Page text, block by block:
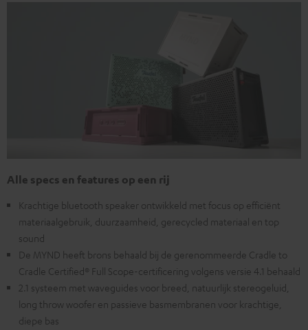
Alle specs en features op een rij
Krachtige bluetooth speaker ontwikkeld met focus op efficiënt
materiaalgebruik, duurzaamheid, gerecycled materiaal en top
sound
De MYND heeft brons behaald bij de gerenommeerde Cradle to
Cradle Certified® Full Scope-certificering volgens versie 4.1 behaald
2.1 systeem met waveguides voor breed, natuurlijk stereogeluid,
long throw woofer en passieve basmembranen voor krachtige,
diepe bas